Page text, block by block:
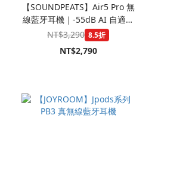
【SOUNDPEATS】Air5 Pro 無
線藍牙耳機｜-55dB AI 自適應
降噪 x aptX™ Lossless 高音質
解析
NT$3,290 8.5折
NT$2,790